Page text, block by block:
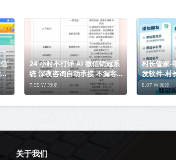
24 小时不打烊 Ai 微信销冠系
统 深夜咨询自动承接 不漏客
户
7.95 W 阅读
村长管家-
发软件-村
8.07 W 阅读
关于我们